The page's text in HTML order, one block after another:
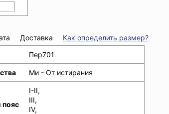
Доставка
Как определить размер?
Пер701
Ми - От истирания
пояс
I-II,
III,
IV,